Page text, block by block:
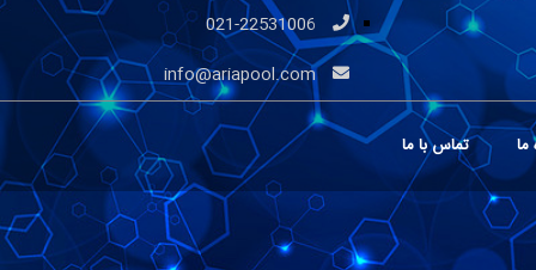
info@ariapool.com
ما تماس با ما